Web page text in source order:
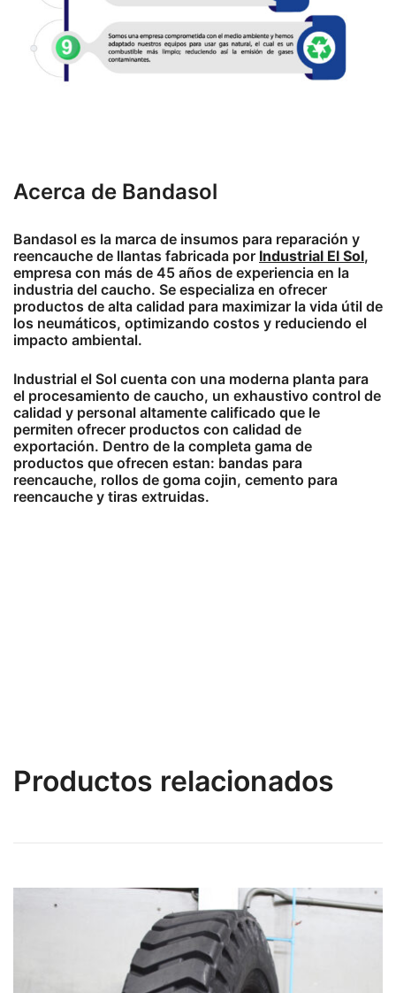
Acerca de Bandasol
Bandasol es la marca de insumos para reparación y
reencauche de llantas fabricada por Industrial El Sol,
empresa con más de 45 años de experiencia en la
industria del caucho. Se especializa en ofrecer
productos de alta calidad para maximizar la vida útil de
los neumáticos, optimizando costos y reduciendo el
impacto ambiental.
Industrial el Sol cuenta con una moderna planta para
el procesamiento de caucho, un exhaustivo control de
calidad y personal altamente calificado que le
permiten ofrecer productos con calidad de
exportación. Dentro de la completa gama de
productos que ofrecen estan: bandas para
reencauche, rollos de goma cojin, cemento para
reencauche y tiras extruidas.
Productos relacionados